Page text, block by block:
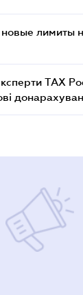
новые
TAX